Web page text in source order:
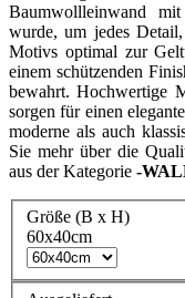
Baumwollleinwand
wurde, um jedes
Motivs optimal zur
einem schützenden
bewahrt. Hochwertige
sorgen für einen
moderne als auch
Sie mehr über die
aus der Kategorie -
Größe (B x H)
60x40cm